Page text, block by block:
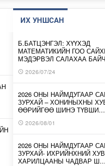
ИХ УНШСАН
Б.БАТЦЭНГЭЛ: ХҮҮХЭД
МАТЕМАТИКИЙН ГОО
МЭДЭРВЭЛ САЛАХАА
2026/07/24
2026 ОНЫ НАЙМДУГААР
ЗУРХАЙ – ХОНИНЫХНЫ
ӨӨРИЙГӨӨ ШИНЭ ТҮВШИ…
2026/08/01
2026 ОНЫ НАЙМДУГААР
ЗУРХАЙ- ИХРИЙНХНИЙ
ХАРИЛЦААНЫ ЧАДВАР Ш…